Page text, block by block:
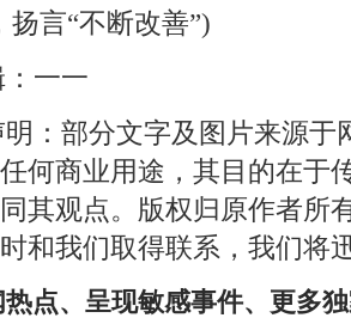
扬言“不断改善”)
一一
明：部分文字及图片来源
何商业用途，其目的在于
其观点。版权归原作者所
和我们取得联系，我们将
点、呈现敏感事件、更多